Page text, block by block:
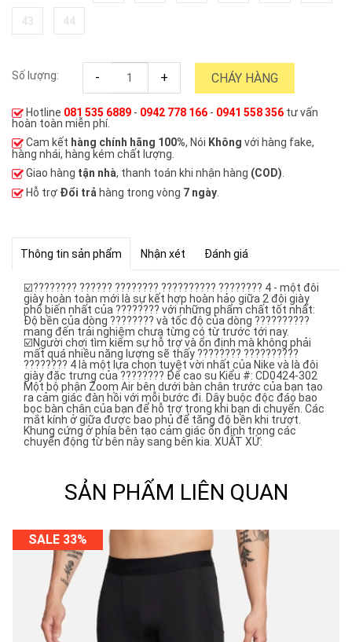
Số lượng: - + CHÁY HÀNG
Hotline 081 535 6889 - 0942 778 166 - 0941 558 356 tư vấn
hoàn toàn miễn phí.
Cam kết hàng chính hãng 100%, Nói Không với hàng fake,
hàng nhái, hàng kém chất lượng.
Giao hàng tận nhà, thanh toán khi nhận hàng (COD)
Hỗ trợ Đổi trả hàng trong vòng 7 ngày
Thông tin sản phẩm Nhận xét Đánh giá
☑️???????? ?????? ???????? ?????????? ???????? 4 - một đôi
giày hoàn toàn mới là sự kết hợp hoàn hảo giữa 2 đôi giày
phổ biến nhất của ???????? với những phẩm chất tốt nhất:
Độ bền của dòng ???????? và tốc độ của dòng ??????????
mang đến trải nghiệm chưa từng có từ trước tới nay.
☑️Người chơi tìm kiếm sự hỗ trợ và ổn định mà không phải
mất quá nhiều năng lượng sẽ thấy ???????? ??????????
???????? 4 là một lựa chọn tuyệt vời nhất của Nike và là đôi
giày đặc trưng của ???????? Đế cao su Kiểu #: CD0424-302
Một bộ phận Zoom Air bên dưới bàn chân trước của bạn tạo
ra cảm giác đàn hồi với mỗi bước đi. Dây buộc độc đáo bao
bọc bàn chân của bạn để hỗ trợ trong khi bạn di chuyển. Các
mắt kính ở giữa được bao phủ để tăng độ bền khi trượt.
Khung cứng ở phía bên tạo cảm giác ổn định trong các
chuyển động từ bên này sang bên kia. XUẤT XỨ:
SẢN PHẨM LIÊN QUAN
SALE 33%